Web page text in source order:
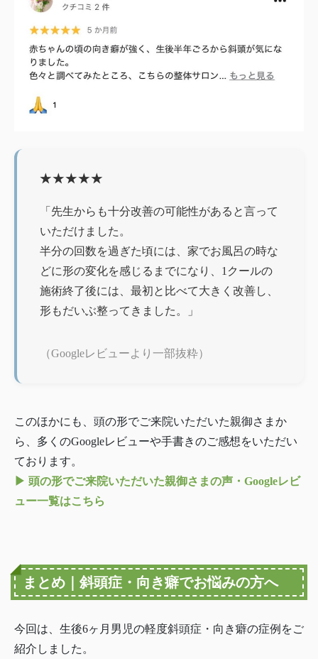
★★★★★
「先生からも十分改善の可能性があると言って
いただけました。
半分の回数を過ぎた頃には、家でお風呂の時な
どに形の変化を感じるまでになり、1クールの
施術終了後には、最初と比べて大きく改善し、
形もだいぶ整ってきました。」
（Googleレビューより一部抜粋）
このほかにも、頭の形でご来院いただいた親御さまか
ら、多くのGoogleレビューや手書きのご感想をいただい
ております。
▶ 頭の形でご来院いただいた親御さまの声・Googleレビ
ュー一覧はこちら
まとめ｜斜頭症・向き癖でお悩みの方へ
今回は、生後6ヶ月男児の軽度斜頭症・向き癖の症例をご
紹介しました。